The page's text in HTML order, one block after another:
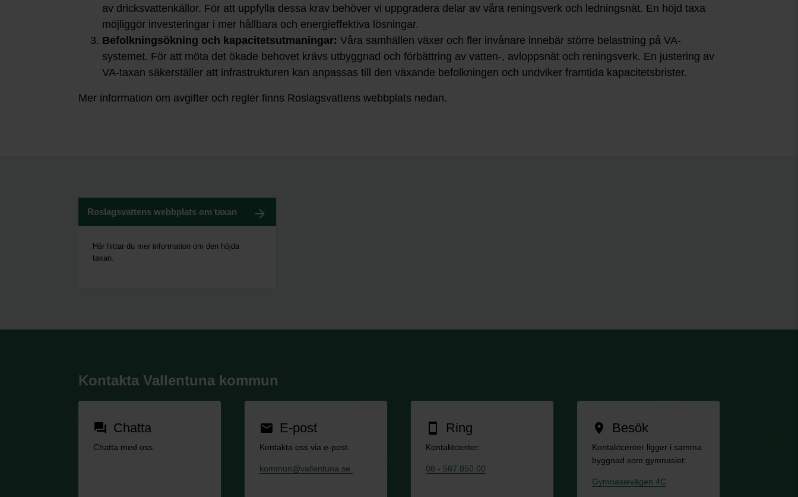
av dricksvattenkällor. För att uppfylla dessa krav behöver vi uppgradera delar av våra reningsverk och ledningsnät. En höjd taxa
möjliggör investeringar i mer hållbara och energieffektiva lösningar.
Befolkningsökning och kapacitetsutmaningar: Våra samhällen växer och fler invånare innebär större belastning på VA-
systemet. För att möta det ökade behovet krävs utbyggnad och förbättring av vatten-, avloppsnät och reningsverk. En justering av
VA-taxan säkerställer att infrastrukturen kan anpassas till den växande befolkningen och undviker framtida kapacitetsbrister.
Mer information om avgifter och regler finns Roslagsvattens webbplats nedan.
Roslagsvattens webbplats om taxan
Här hittar du mer information om den höjda
taxan.
Kontakta Vallentuna kommun
forum Chatta
Chatta med oss.
email E-post
Kontakta oss via e-post.
kommun@vallentuna.se
smartphone Ring
Kontaktcenter:
08 - 587 850 00
location_on Besök
Kontaktcenter ligger i samma
byggnad som gymnasiet:
Gymnasievägen 4C